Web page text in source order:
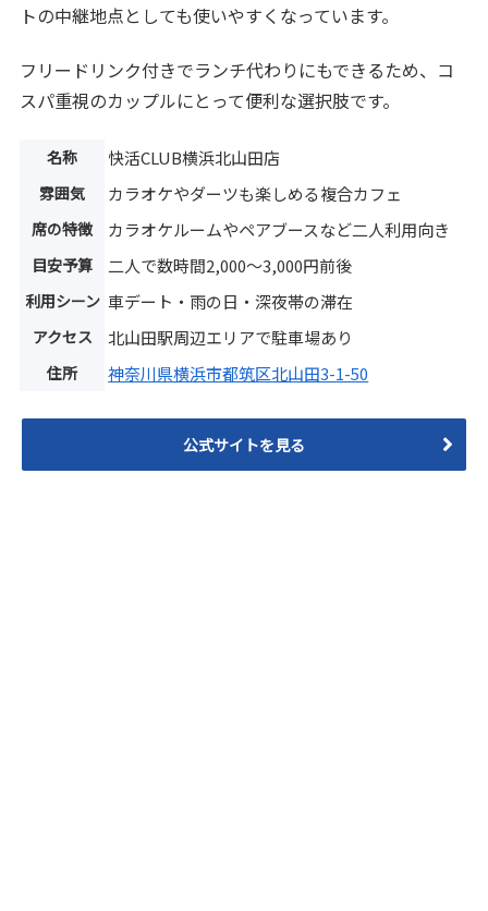
トの中継地点としても使いやすくなっています。
フリードリンク付きでランチ代わりにもできるため、コ
スパ重視のカップルにとって便利な選択肢です。
名称 快活CLUB横浜北山田店
雰囲気 カラオケやダーツも楽しめる複合カフェ
席の特徴 カラオケルームやペアブースなど二人利用向き
目安予算 二人で数時間2,000〜3,000円前後
利用シーン 車デート・雨の日・深夜帯の滞在
アクセス 北山田駅周辺エリアで駐車場あり
住所 神奈川県横浜市都筑区北山田3-1-50
公式サイトを見る